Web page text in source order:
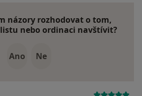
názory rozhodovat o tom,
nebo ordinaci navštívit?
Ano Ne